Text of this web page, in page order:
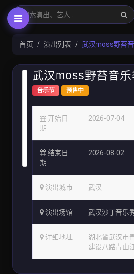
首页 演出列表 武汉moss野苔
武汉moss野苔音乐
音乐节 预售中
开始日
期
2026-07-04
结束日
期
2026-08-02
演出城市 武汉
演出场馆 武汉沙丁音乐
详细地址
湖北省武汉市
建设八路青山